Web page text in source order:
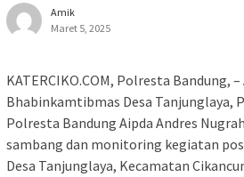
Amik
Maret 5, 2025
KATERCIKO.COM, Polresta Bandung,
Bhabinkamtibmas Desa Tanjunglaya,
Polresta Bandung Aipda Andres
sambang dan monitoring kegiatan
Desa Tanjunglaya, Kecamatan